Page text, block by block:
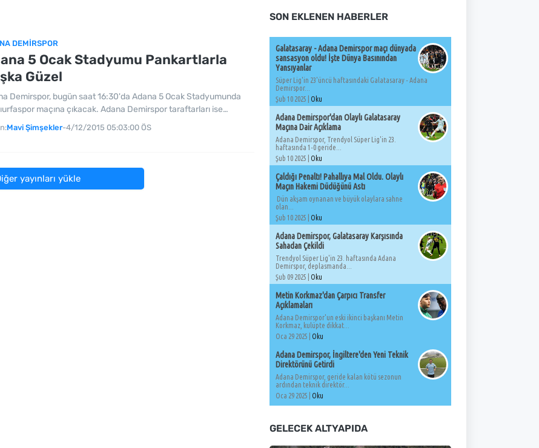
DEMIRSPOR
5 Ocak Stadyumu Pankartlarla
Güzel
Demirspor, bugün saat 16:30'da Adana 5 Ocak Stadyumunda
maçına çıkacak. Adana Demirspor taraftarları ise…
Mavi Şimşekler-4/12/2015 05:03:00 ÖS
yayınları yükle
SON EKLENEN HABERLER
Galatasaray - Adana Demirspor maçı dünyada
sansasyon oldu! İşte Dünya Basınından
Yansıyanlar
Süper Lig'in 23'üncü haftasındaki Galatasaray - Adana
Demirspor...
Şub 10 2025 |
Oku
Adana Demirspor'dan Olaylı Galatasaray
Maçına Dair Açıklama
Adana Demirspor, Trendyol Süper Lig'in 23.
haftasında 1-0 geride...
Şub 10 2025 |
Oku
Çaldığı Penaltı! Pahallıya Mal Oldu. Olaylı
Maçın Hakemi Düdüğünü Astı
Dün akşam oynanan ve büyük olaylara sahne
olan...
Şub 10 2025 |
Oku
Adana Demirspor, Galatasaray Karşısında
Sahadan Çekildi
Trendyol Süper Lig'in 23. haftasında Adana
Demirspor, deplasmanda...
Şub 09 2025 |
Oku
Metin Korkmaz'dan Çarpıcı Transfer
Açıklamaları
Adana Demirspor'un eski ikinci başkanı Metin
Korkmaz, kulüpte dikkat...
Oca 29 2025 |
Oku
Adana Demirspor, İngiltere'den Yeni Teknik
Direktörünü Getirdi
Adana Demirspor, geride kalan kötü sezonun
ardından teknik direktör...
Oca 29 2025 |
Oku
GELECEK ALTYAPIDA